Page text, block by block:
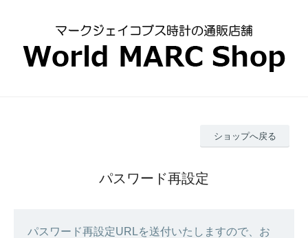
ショップへ戻る
パスワード再設定
パスワード再設定URLを送付いたしますので、お